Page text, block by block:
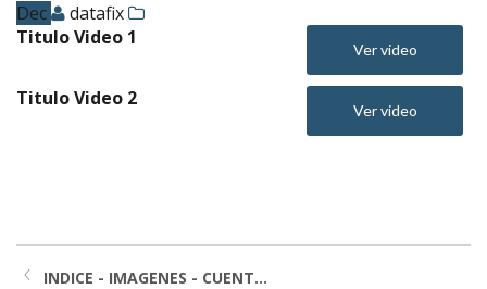
Dec
datafix
Titulo Video 1
Ver video
Titulo Video 2
Ver video
INDICE - IMAGENES - CUENT...